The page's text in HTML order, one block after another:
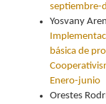
septiembre-
Yosvany
básica de
Enero-junio
Orestes